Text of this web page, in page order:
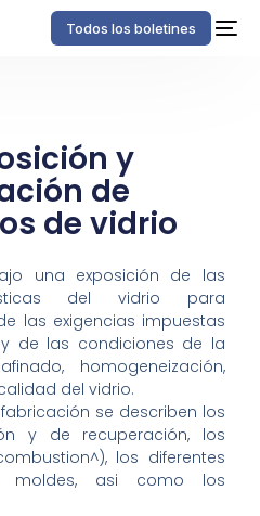
Todos los boletines
y
de
de vidrio
una exposición de las
del vidrio para
las exigencias impuestas
de las condiciones de la
homogeneización,
del vidrio.
se describen los
y de recuperación, los
los diferentes
asi como los